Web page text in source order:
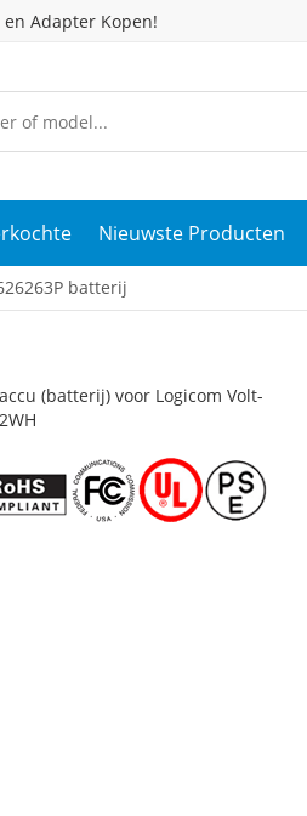
Adapter Kopen!
Nieuwste Producten
batterij